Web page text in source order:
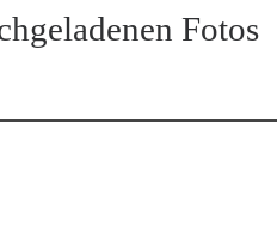
Fotos